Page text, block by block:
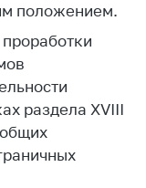
положением.
раздела XVIII